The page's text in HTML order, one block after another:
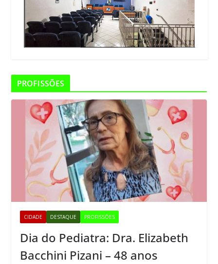
PROFISSÕES
CIDADE DESTAQUE PROFISSÕES
Dia do Pediatra: Dra. Elizabeth
Bacchini Pizani – 48 anos